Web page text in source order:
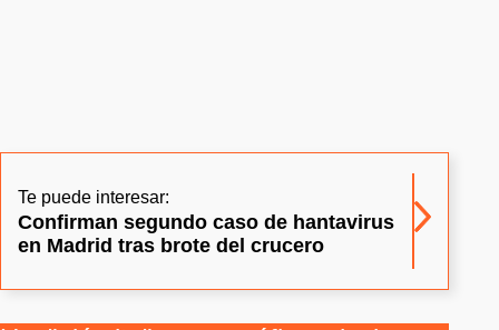
Te puede interesar:
Confirman segundo caso de hantavirus
en Madrid tras brote del crucero